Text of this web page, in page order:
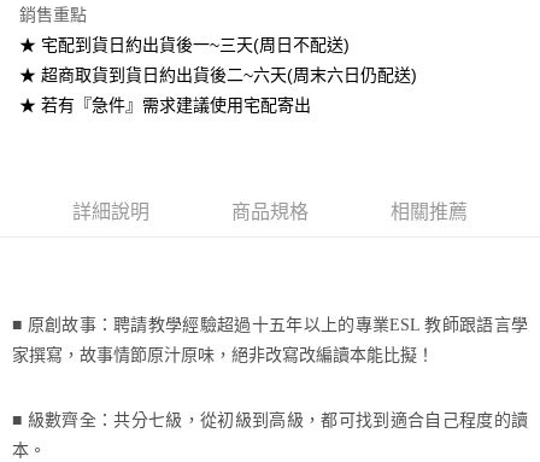
7-11取貨付款
每筆NT$60
宅配-台灣本島
銷售重點
★ 宅配到貨日約出貨後一~三天(周日不配送)
★ 超商取貨到貨日約出貨後二~六天(周末六日仍配送)
★ 若有『急件』需求建議使用宅配寄出
詳細說明 商品規格 相關推薦
■ 原創故事：聘請教學經驗超過十五年以上的專業ESL教師跟語言學
家撰寫，故事情節原汁原味，絕非改寫改編讀本能比擬！
■ 級數齊全：共分七級，從初級到高級，都可找到適合自己程度的讀
本。